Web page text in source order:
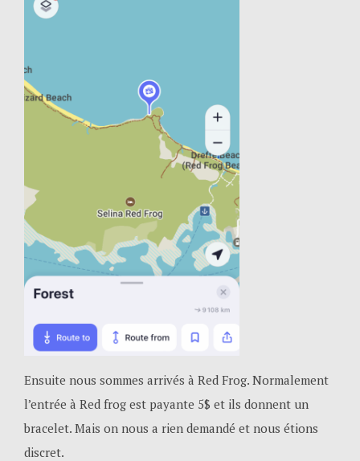
Ensuite nous sommes arrivés à Red Frog. Normalement
l’entrée à Red frog est payante 5$ et ils donnent un
bracelet. Mais on nous a rien demandé et nous étions
discret.